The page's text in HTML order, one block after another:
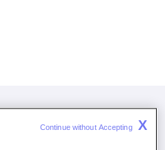
additioneel
Continue without Accepting X